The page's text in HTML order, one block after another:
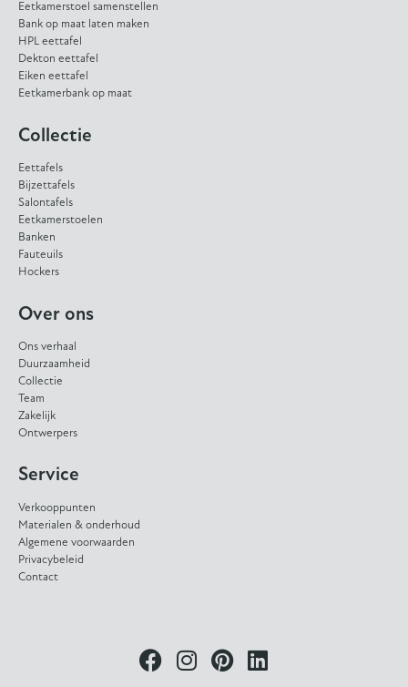
Eetkamerstoel samenstellen
Bank op maat laten maken
HPL eettafel
Dekton eettafel
Eiken eettafel
Eetkamerbank op maat
Collectie
Eettafels
Bijzettafels
Salontafels
Eetkamerstoelen
Banken
Fauteuils
Hockers
Over ons
Ons verhaal
Duurzaamheid
Collectie
Team
Zakelijk
Ontwerpers
Service
Verkooppunten
Materialen & onderhoud
Algemene voorwaarden
Privacybeleid
Contact